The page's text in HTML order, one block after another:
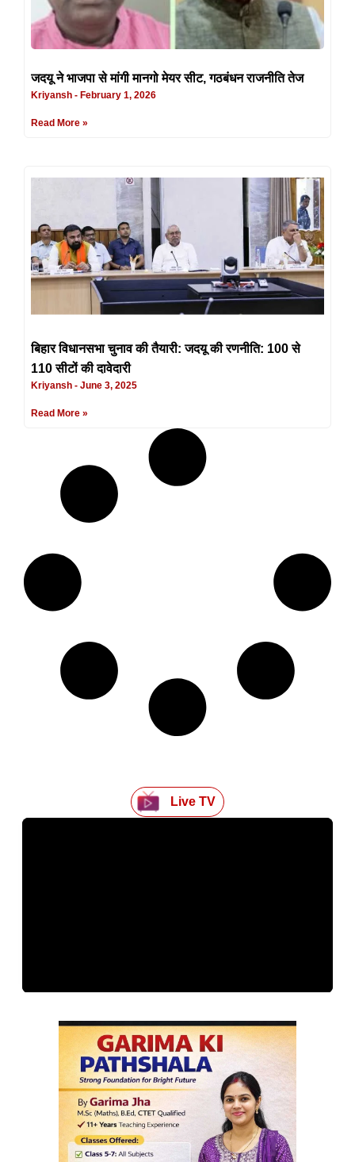
जदयू ने भाजपा से मांगी मानगो मेयर सीट, गठबंधन राजनीति तेज
Kriyansh February 1, 2026
Read More »
बिहार विधानसभा चुनाव की तैयारी: जदयू की रणनीति: 100 से
110 सीटों की दावेदारी
Kriyansh June 3, 2025
Read More »
Live TV